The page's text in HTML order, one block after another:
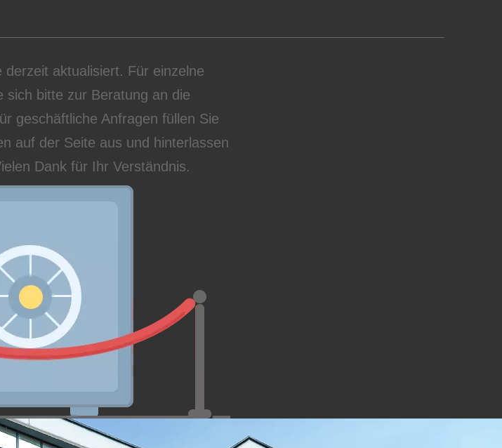
derzeit aktualisiert. Für einzelne
sich bitte zur Beratung an die
geschäftliche Anfragen füllen Sie
auf der Seite aus und hinterlassen
Dank für Ihr Verständnis.